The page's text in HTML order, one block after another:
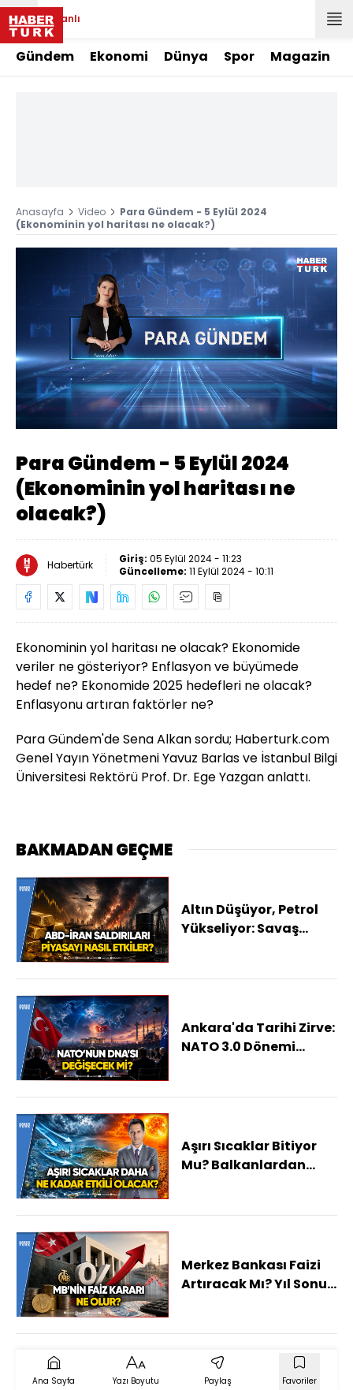
Canlı
Gündem Ekonomi Dünya Spor Magazin
Anasayfa Video
Para Gündem - 5 Eylül 2024
(Ekonominin yol haritası ne olacak?)
Sesi
Aç
Yüklendi:
0.55%
Oynatma
Hızı
Para Gündem - 5 Eylül 2024
(Ekonominin yol haritası ne
olacak?)
Habertürk Giriş: 05 Eylül 2024 - 11:23
Güncelleme: 11 Eylül 2024 - 10:11
Ekonominin yol haritası ne olacak? Ekonomide
veriler ne gösteriyor? Enflasyon ve büyümede
hedef ne? Ekonomide 2025 hedefleri ne olacak?
Enflasyonu artıran faktörler ne?
Para Gündem'de Sena Alkan sordu; Haberturk.com
Genel Yayın Yönetmeni Yavuz Barlas ve İstanbul Bilgi
Üniversitesi Rektörü Prof. Dr. Ege Yazgan anlattı.
BAKMADAN GEÇME
Altın Düşüyor, Petrol
Yükseliyor: Savaş
Ankara'da Tarihi Zirve:
NATO 3.0 Dönemi
Aşırı Sıcaklar Bitiyor
Mu? Balkanlardan
Merkez Bankası Faizi
Artıracak Mı? Yıl Sonu
Ana Sayfa Yazı Boyutu Paylaş Favoriler